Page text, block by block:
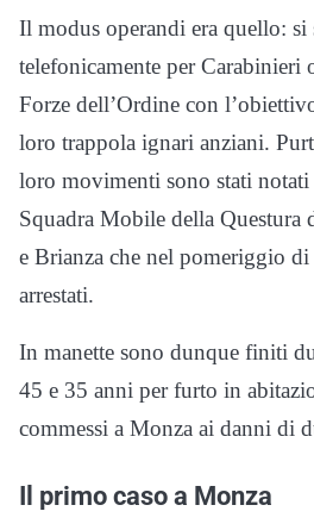
Il modus operandi era quello: si
telefonicamente per Carabinieri
Forze dell’Ordine con
loro trappola ignari anziani.
loro movimenti sono stati
Squadra Mobile della
e Brianza che nel pomeriggio
arrestati.
In manette sono dunque finiti
45 e 35 anni per furto in
commessi a Monza ai danni di
Il primo caso a Monza